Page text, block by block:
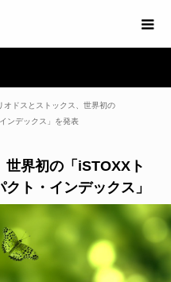
オドスとストックス、世界初の
ンデックス」を発表
世界初の「iSTOXXト
ト・インデックス」